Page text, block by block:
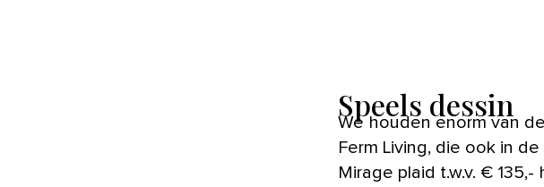
Speels dessin
We houden enorm van de abstracte vormen en strakke lijnen van
Ferm Living, die ook in
Mirage plaid t.w.v. €